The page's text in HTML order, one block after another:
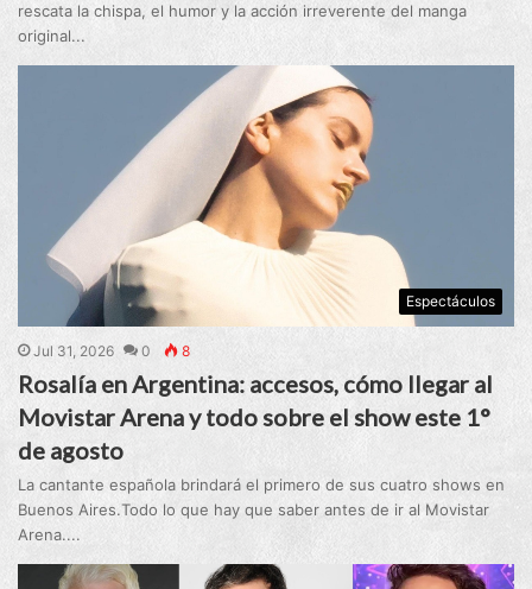
rescata la chispa, el humor y la acción irreverente del manga
original...
Espectáculos
Jul 31, 2026 0 8
Rosalía en Argentina: accesos, cómo llegar al
Movistar Arena y todo sobre el show este 1°
de agosto
La cantante española brindará el primero de sus cuatro shows en
Buenos Aires.Todo lo que hay que saber antes de ir al Movistar
Arena....